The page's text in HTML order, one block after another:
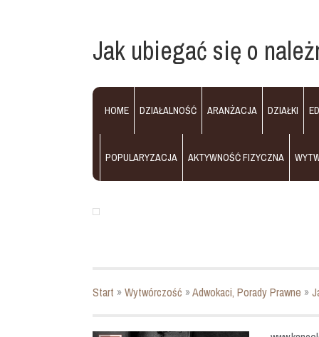
Jak ubiegać się o
HOME DZIAŁALNOŚĆ ARANŻACJA DZIAŁKI
POPULARYZACJA AKTYWNOŚĆ FIZYCZNA
Start »Wytwórczość »Adwokaci, Porady Prawne »